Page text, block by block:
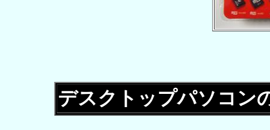
デスクトップパソコン